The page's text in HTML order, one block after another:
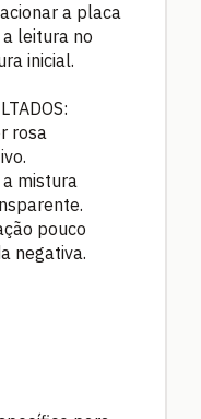
a placa
leitura no
inicial.
rosa
a mistura
pouco
negativa.